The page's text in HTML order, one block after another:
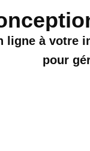
ligne à votre
pour